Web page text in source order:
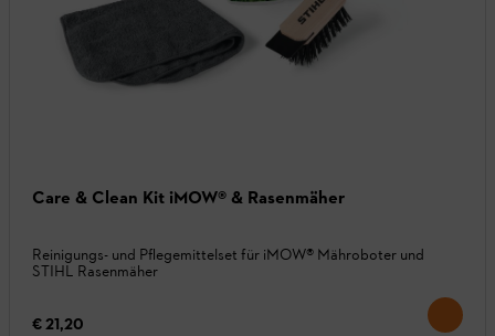
Care & Clean Kit iMOW® & Rasenmäher
Reinigungs- und Pflegemittelset für iMOW® Mähroboter und
STIHL Rasenmäher
€ 21,20